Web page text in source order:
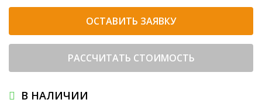
ОСТАВИТЬ ЗАЯВКУ
РАССЧИТАТЬ СТОИМОСТЬ
В НАЛИЧИИ